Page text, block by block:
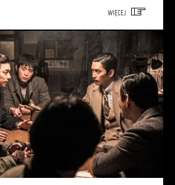
WIĘCEJ